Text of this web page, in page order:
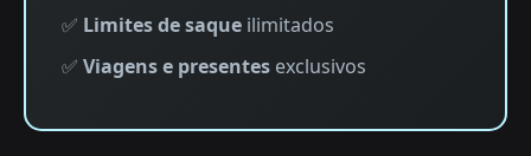
✅ Limites de saque ilimitados
✅ Viagens e presentes exclusivos